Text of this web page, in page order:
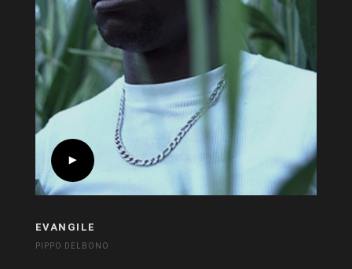
EVANGILE
PIPPO DELBONO